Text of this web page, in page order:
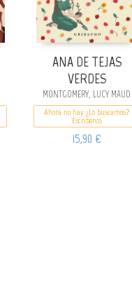
ANA DE TEJAS
VERDES
MONTGOMERY, LUCY MAUD
Ahora no hay ¿Lo buscamos?
Escribenos
15,90 €